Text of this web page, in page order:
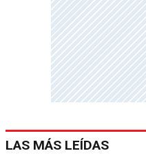
LAS MÁS LEÍDAS